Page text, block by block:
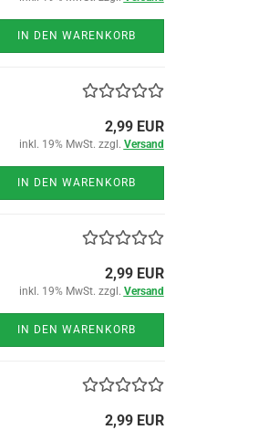
IN DEN WARENKORB
2,99 EUR
inkl. 19% MwSt. zzgl. Versand
IN DEN WARENKORB
2,99 EUR
inkl. 19% MwSt. zzgl. Versand
IN DEN WARENKORB
2,99 EUR